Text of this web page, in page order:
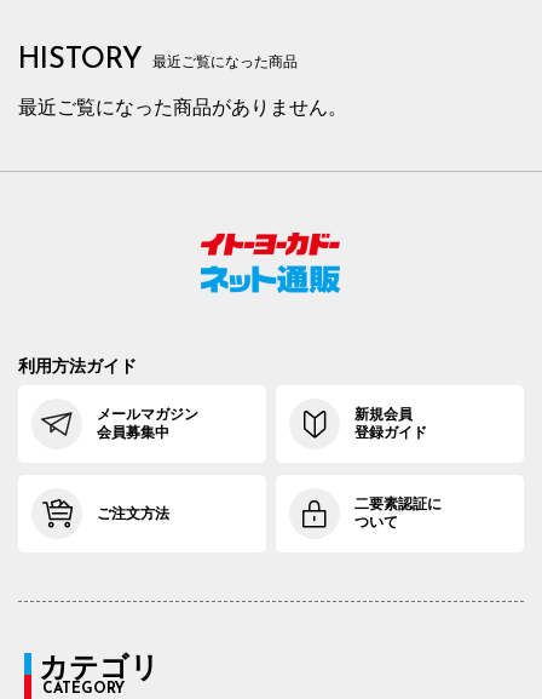
HISTORY 最近ご覧になった商品
最近ご覧になった商品がありません。
利用方法ガイド
メールマガジン
会員募集中
新規会員
登録ガイド
ご注文方法
二要素認証に
ついて
カテゴリ
CATEGORY